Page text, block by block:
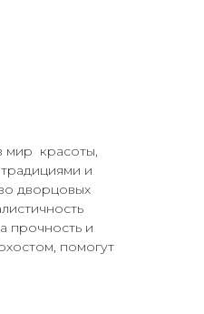
мир красоты,
и
дворцовых
прочность и
помогут